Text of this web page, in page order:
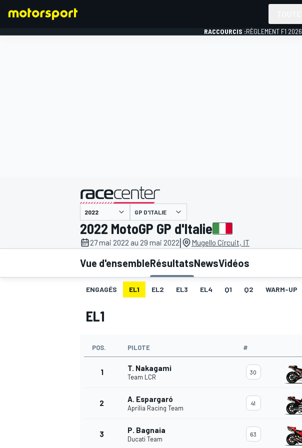
RACCOURCIS :RÈGLEMENT F1 2026
présenté par
GP D'ITALIE
2022 MotoGP GP d'Italie
27 mai 2022 au 29 mai 2022| Mugello Circuit, IT
Vue d'ensembleRésultatsNewsVidéos
ENGAGÉS EL1 EL2 EL3 EL4 Q1 Q2 WARM-UP
EL1
POS. PILOTE #
1 T. Nakagami
Team LCR
30
2 A. Espargaró
Aprilia Racing Team
41
3 P. Bagnaia
Ducati Team
63